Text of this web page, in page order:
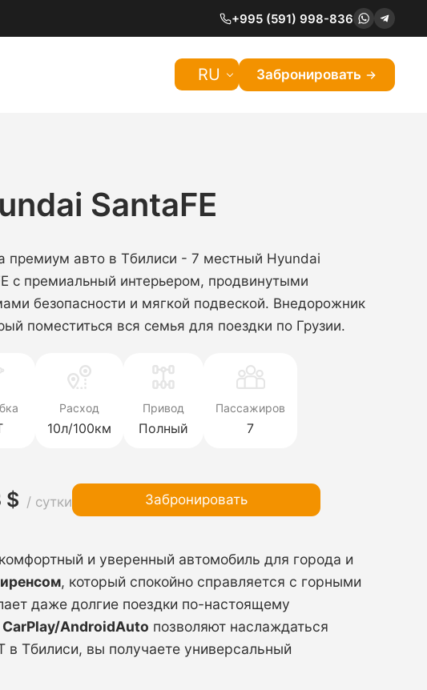
+995 (591) 998-836
RU Забронировать
SantaFE
премиум авто в Тбилиси - 7 местный Hyundai
с премиальный интерьером, продвинутыми
безопасности и мягкой подвеской. Внедорожник
поместиться вся семья для поездки по Грузии.
Расход
10л/100км
Привод
Полный
Пассажиров
7
$ / сутки Забронировать
и уверенный автомобиль для города и
, который спокойно справляется с горными
даже долгие поездки по-настоящему
CarPlay/AndroidAuto позволяют наслаждаться
в Тбилиси, вы получаете универсальный